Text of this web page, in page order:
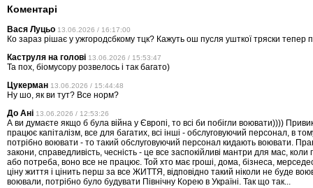
Коментарі
Вася Луцьо 13.06.2026 / 16:17:00
Ко зараз рішає у ужгородсбкому тцк? Кажуть ош пусля ушткої тряски тепер
Каструля на голові 13.06.2026 / 15:53:47
Та пох, біомусору розвелось і так багато)
Цукерман 13.06.2026 / 15:44:48
Ну шо, як ви тут? Все норм?
До Ані 13.06.2026 / 12:53:26
А ви думаєте якщо б була війна у Європі, то всі би побігли воювати))))
працює капіталізм, все для багатих, всі інші - обслуговуючий персонал, в
потрібно воювати - то такий обслуговуючий персонал кидають воювати.
закони, справедливість, чесність - це все заспокійливі мантри для мас, коли
або потреба, воно все не працює. Той хто має гроші, дома, бізнеса,
ціну життя і цінить перш за все ЖИТТЯ, відповідно такий ніколи не буде
воювали, потрібно було будувати Північну Корею в Україні. Так що так...